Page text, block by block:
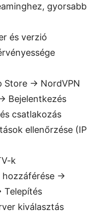
gyorsabb
és verzió
Store -> NordVPN
Bejelentkezés
csatlakozás
ellenőrzése (IP
k
->
Telepítés
kiválasztás